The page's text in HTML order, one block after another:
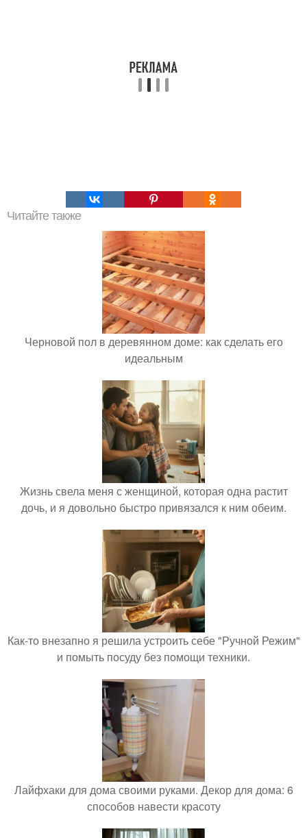
Читайте также
Черновой пол в деревянном доме: как сделать его
идеальным
Жизнь свела меня с женщиной, которая одна растит
дочь, и я довольно быстро привязался к ним обеим.
Как-то внезапно я решила устроить себе "Ручной Режим"
и помыть посуду без помощи техники.
Лайфхаки для дома своими руками. Декор для дома: 6
способов навести красоту